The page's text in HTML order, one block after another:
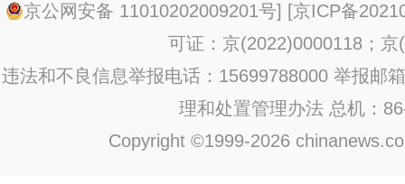
京公网安备 11010202009201号] [京ICP备
可证：京(2022)0000118；京
违法和不良信息举报电话：15699788000 举报邮
理和处置管理办法 总机：
Copyright ©1999-2026